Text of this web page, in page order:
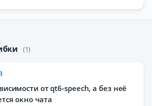
(1)
от qt6-speech, а без неё
окно чата